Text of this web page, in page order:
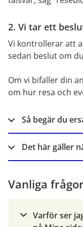
2. Vi tar ett
Vi kontrollerar att
sedan beslut om
Om vi bifaller din
om hur resa och
Så begär du
Det här gäller
Vanliga
Varför ser